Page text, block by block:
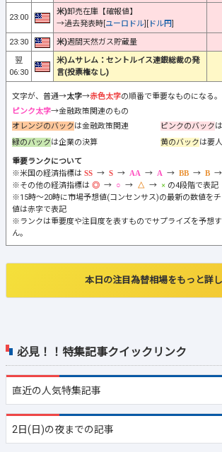
必見！！特集記事クイックリンク
直近の人気特集記事
2日(日)の夜までの記事
23:00
米)卸売在庫【確報値】
→過去発表時[ユーロドル][ ドル円]
23:30 米)週間天然ガス貯蔵量
翌
06:30
米)ムサレム：セントルイス連銀総裁の発
言(投票権なし)
文字が、普通→太字→赤色太字の順番で重要なものになる。
ピンク太字→金融政策関連のもの
オレンジのバックは金融政策関連 ピンクのバック
緑のバックは企業の決算 黄のバックは要
重要ランクについて
※米国の経済指標は
→ → → → → →
※その他の経済指標は
→ → →
の4段階で表記
※15時～20時に市場予想値(コンセンサス)の最新の数値を
値は赤字で表記
※ランクは重要度や注目度を表すものでサプライズを予想
ん。
本日の注目為替相場をもっと詳